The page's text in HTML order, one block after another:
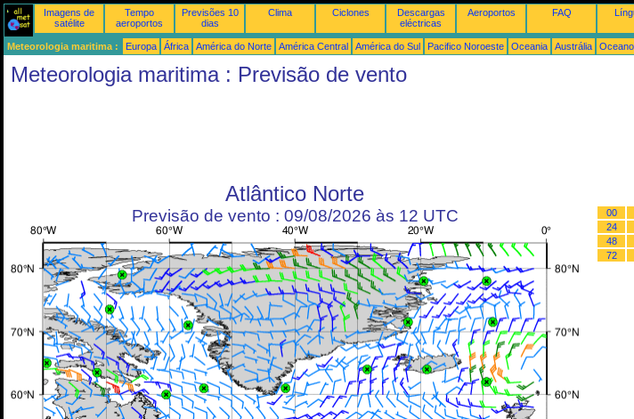
Imagens de
satélite
Tempo
aeroportos
Previsões 10
dias
Clima Ciclones
Descargas
eléctricas
Aeroportos FAQ
Meteorologia maritima : Europa África América do Norte América Central América do Sul Pacifico Noroeste Oceania Austrália
Meteorologia maritima : Previsão de vento
Atlântico Norte
Previsão de vento : 09/08/2026 às 12 UTC 00
24
48
72